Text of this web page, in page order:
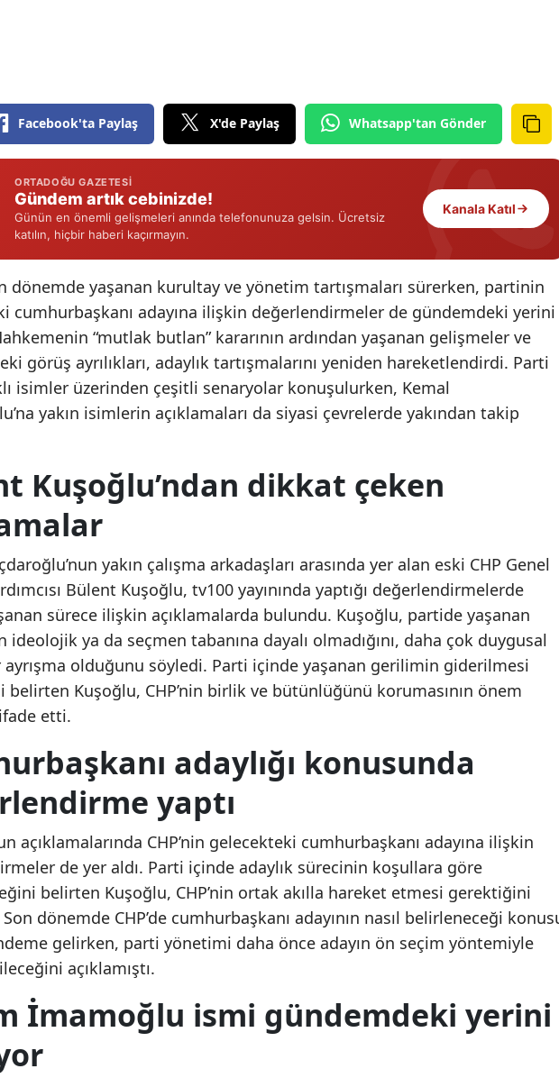
Erzurum
Gümüşhane
Hakkari
Hatay
Isparta
İzmir
Kastamonu
Kayseri
Kırklareli
Kırşehir
Konya
Malatya
Manisa
Kahramanmaraş
Mardin
Muş
Facebook'ta Paylaş X'de Paylaş Whatsapp'tan Gönder
ORTADOĞU GAZETESI
Gündem artık cebinizde!
Günün en önemli gelişmeleri anında telefonunuza gelsin. Ücretsiz
katılın, hiçbir haberi kaçırmayın.
Kanala Katıl
dönemde yaşanan kurultay ve yönetim tartışmaları sürerken, partinin
cumhurbaşkanı adayına ilişkin değerlendirmeler de gündemdeki yerini
“mutlak butlan” kararının ardından yaşanan gelişmeler ve
görüş ayrılıkları, adaylık tartışmalarını yeniden hareketlendirdi. Parti
isimler üzerinden çeşitli senaryolar konuşulurken, Kemal
yakın isimlerin açıklamaları da siyasi çevrelerde yakından takip
Kuşoğlu’ndan dikkat çeken
yakın çalışma arkadaşları arasında yer alan eski CHP Genel
Bülent Kuşoğlu, tv100 yayınında yaptığı değerlendirmelerde
sürece ilişkin açıklamalarda bulundu. Kuşoğlu, partide yaşanan
ideolojik ya da seçmen tabanına dayalı olmadığını, daha çok duygusal
olduğunu söyledi. Parti içinde yaşanan gerilimin giderilmesi
belirten Kuşoğlu, CHP’nin birlik ve bütünlüğünü korumasının önem
ifade etti.
adaylığı konusunda
yaptı
açıklamalarında CHP’nin gelecekteki cumhurbaşkanı adayına ilişkin
de yer aldı. Parti içinde adaylık sürecinin koşullara göre
belirten Kuşoğlu, CHP’nin ortak akılla hareket etmesi gerektiğini
dönemde CHP’de cumhurbaşkanı adayının nasıl belirleneceği
gelirken, parti yönetimi daha önce adayın ön seçim yöntemiyle
açıklamıştı.
İmamoğlu ismi gündemdeki yerini
Yunanistan'da yangın
önlemi: 4 bölgede kırmızı
alarm
Yunanistan'da yangın
önlemi: 4 bölgede
alarm